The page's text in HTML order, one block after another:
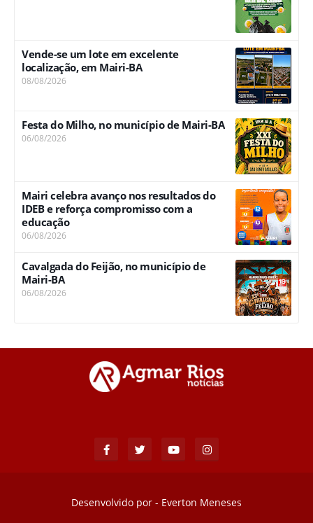
Vende-se um lote em excelente
localização, em Mairi-BA
08/08/2026
Festa do Milho, no município de Mairi-BA
06/08/2026
Mairi celebra avanço nos resultados do
IDEB e reforça compromisso com a
educação
06/08/2026
Cavalgada do Feijão, no município de
Mairi-BA
06/08/2026
Desenvolvido por - Everton Meneses